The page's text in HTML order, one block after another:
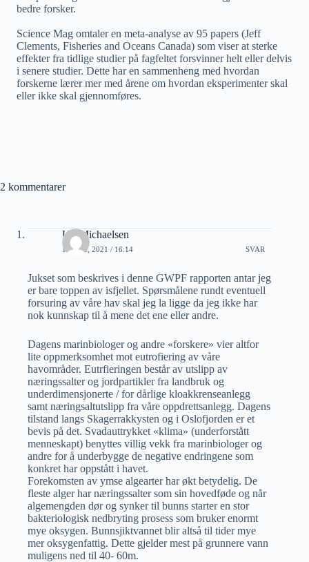
bedre forsker.
Science Mag omtaler en meta-analyse av 95 papers (Jeff
Clements, Fisheries and Oceans Canada) som viser at sterke
effekter fra tidlige studier på fagfeltet forsvinner helt eller delvis
i senere studier. Dette har en sammenheng med hvordan
forskerne lærer mer med årene om hvordan eksperimenter skal
eller ikke skal gjennomføres.
2 kommentarer
Ulf Michaelsen
14 MAI, 2021 / 16:14 SVAR
Jukset som beskrives i denne GWPF rapporten antar jeg
er bare toppen av isfjellet. Spørsmålene rundt eventuell
forsuring av våre hav skal jeg la ligge da jeg ikke har
nok kunnskap til å mene det ene eller andre.
Dagens marinbiologer og andre «forskere» vier altfor
lite oppmerksomhet mot eutrofiering av våre
havområder. Eutrfieringen består av utslipp av
næringssalter og jordpartikler fra landbruk og
underdimensjonerte / for dårlige kloakkrenseanlegg
samt næringsaltutslipp fra våre oppdrettsanlegg. Dagens
tilstand langs Skagerrakkysten og i Oslofjorden er et
bevis på det. Svadauttrykket «klima» (underforstått
menneskapt) benyttes villig vekk fra marinbiologer og
andre for å underbygge de negative endringene som
konkret har oppstått i havet.
Forekomsten av ymse algearter har økt betydelig. De
fleste alger har næringssalter som sin hovedføde og når
algemengden dør og synker til bunns starter en stor
bakteriologisk nedbryting prosess som bruker enormt
mye oksygen. Bunnsjiktvannet blir altså til tider mye
mer oksygenfattig. Dette gjelder mest på grunnere vann
muligens ned til 40- 60m.